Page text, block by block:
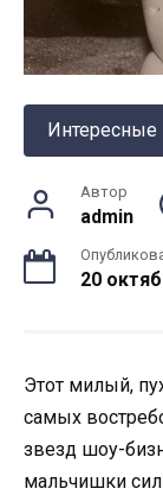
Интересные
Автор
admin
20
Этот милый,
самых
звезд шоу-
мальчишки